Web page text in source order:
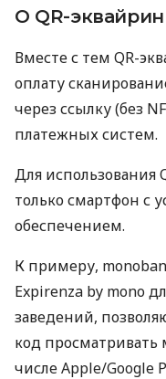
О QR-
Вместе с тем QR-
оплату
через ссылку (без
платежных систем.
Для использования
только смартфон с
обеспечением.
К примеру,
Expirenza by mono
заведений,
код просматривать
числе Apple/Google